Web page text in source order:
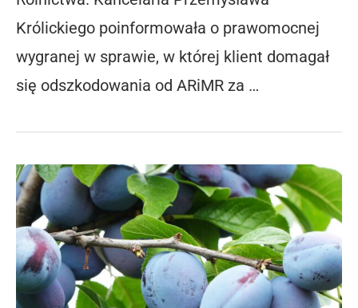
Królickiego poinformowała o prawomocnej
wygranej w sprawie, w której klient domagał
się odszkodowania od ARiMR za …